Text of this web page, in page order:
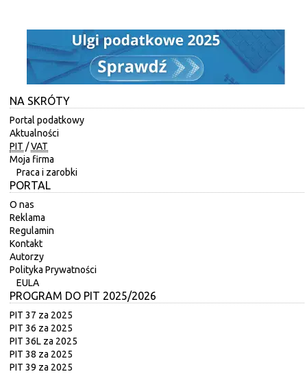
NA SKRÓTY
Portal podatkowy
Aktualności
PIT /VAT
Moja firma
Praca i zarobki
PORTAL
O nas
Reklama
Regulamin
Kontakt
Autorzy
Polityka Prywatności
EULA
PROGRAM DO PIT 2025/2026
PIT 37 za 2025
PIT 36 za 2025
PIT 36L za 2025
PIT 38 za 2025
PIT 39 za 2025